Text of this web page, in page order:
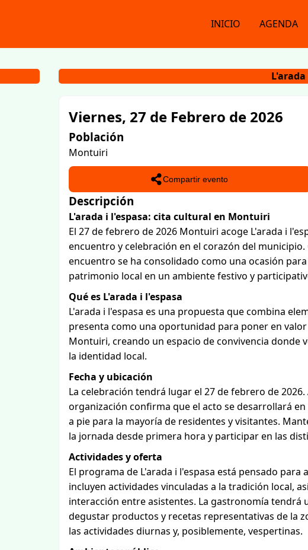
INICIO AGENDA
Viernes, 27 de Febrero de 2026
Población
Montuiri
Compartir evento
Descripción
L'arada i l'espasa: cita cultural en Montuiri
El 27 de febrero de 2026 Montuiri acoge L'arada i
encuentro y celebración en el corazón del
encuentro se ha consolidado como una ocasión
patrimonio local en un ambiente festivo y
Qué es L'arada i l'espasa
L'arada i l'espasa es una propuesta que combina
presenta como una oportunidad para poner en
Montuiri, creando un espacio de convivencia donde
la identidad local.
Fecha y ubicación
La celebración tendrá lugar el 27 de febrero de
organización confirma que el acto se desarrollará
a pie para la mayoría de residentes y visitantes.
la jornada desde primera hora y participar en las
Actividades y oferta
El programa de L'arada i l'espasa está pensado
incluyen actividades vinculadas a la tradición local,
interacción entre asistentes. La gastronomía
degustar productos y recetas representativas de la
las actividades diurnas y, posiblemente, vespertinas.